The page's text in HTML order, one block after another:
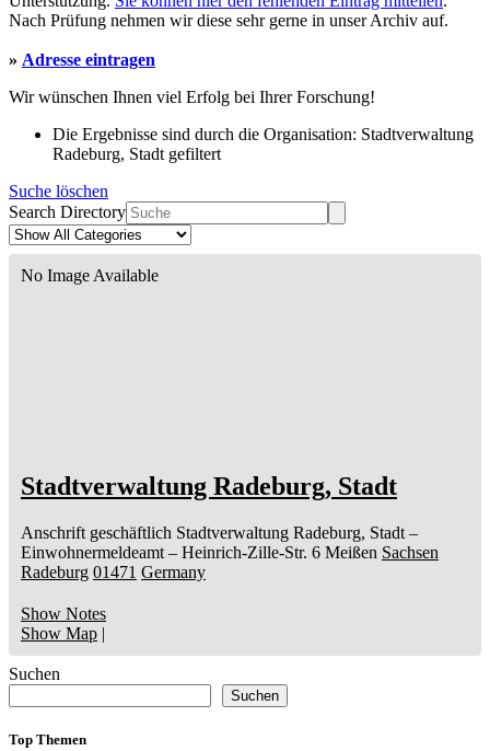
Nach Prüfung nehmen wir diese sehr gerne in unser Archiv auf.
» Adresse eintragen
Wir wünschen Ihnen viel Erfolg bei Ihrer Forschung!
Die Ergebnisse sind durch die Organisation: Stadtverwaltung
Radeburg, Stadt gefiltert
Suche löschen
Search Directory
No Image Available
Stadtverwaltung Radeburg, Stadt
Anschrift geschäftlich Stadtverwaltung Radeburg, Stadt –
Einwohnermeldeamt – Heinrich-Zille-Str. 6 Meißen Sachsen
Radeburg 01471 Germany
Show Notes
Show Map |
Suchen
Suchen
Top Themen